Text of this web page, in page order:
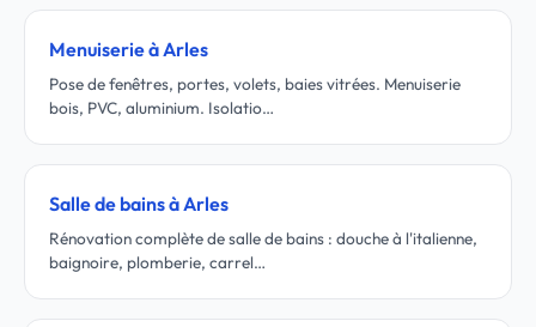
Menuiserie à Arles
Pose de fenêtres, portes, volets, baies vitrées. Menuiserie
bois, PVC, aluminium. Isolatio…
Salle de bains à Arles
Rénovation complète de salle de bains : douche à l'italienne,
baignoire, plomberie, carrel…